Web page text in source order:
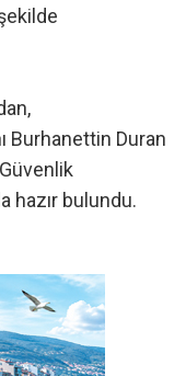
Burhanettin Duran
hazır bulundu.